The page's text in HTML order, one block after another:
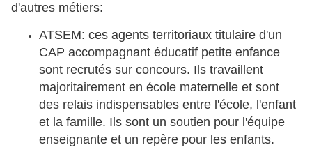
d'autres métiers:
ATSEM: ces agents territoriaux titulaire d'un
CAP accompagnant éducatif petite enfance
sont recrutés sur concours. Ils travaillent
majoritairement en école maternelle et sont
des relais indispensables entre l'école, l'enfant
et la famille. Ils sont un soutien pour l'équipe
enseignante et un repère pour les enfants.